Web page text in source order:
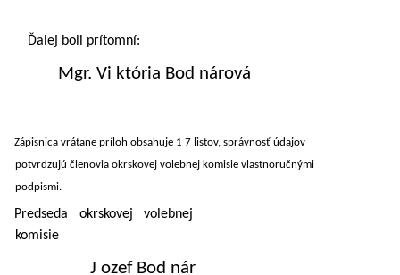
Ďalej boli prítomní:
Mgr. Vi któria Bod nárová
Zápisnica vrátane príloh obsahuje 1 7 listov, správnosť údajov
potvrdzujú členovia okrskovej volebnej komisie vlastnoručnými
podpismi.
Predseda okrskovej volebnej
komisie
J ozef Bod nár